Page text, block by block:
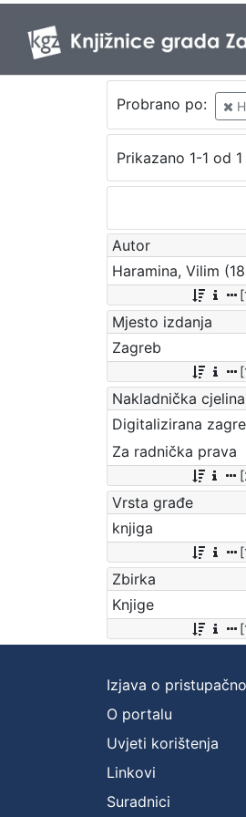
Probrano po:
Prikazano 1-1 od
Autor
Mjesto izdanja
Zagreb
Nakladnička cjelina
Za radnička prava
Vrsta građe
knjiga
Zbirka
Knjige
Izjava o
O portalu
Uvjeti korištenja
Linkovi
Suradnici